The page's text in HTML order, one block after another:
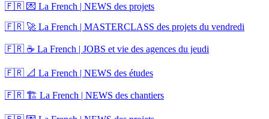
🇫🇷 💌 La French | NEWS des projets
🇫🇷 🚀 La French | MASTERCLASS des projets du vendredi
🇫🇷 ☕ La French | JOBS et vie des agences du jeudi
🇫🇷 📐 La French | NEWS des études
🇫🇷 🏗️ La French | NEWS des chantiers